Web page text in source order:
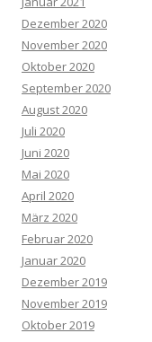
Dezember 2020
November 2020
Oktober 2020
September 2020
August 2020
Juli 2020
Juni 2020
Mai 2020
April 2020
März 2020
Februar 2020
Januar 2020
Dezember 2019
November 2019
Oktober 2019